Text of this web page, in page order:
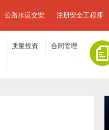
公路水运交安 注册安全工程师
质量投资 合同管理